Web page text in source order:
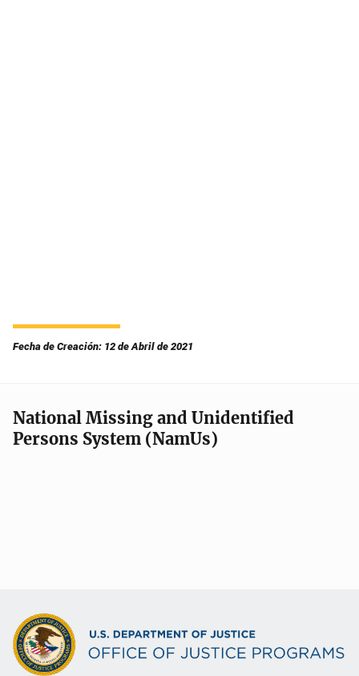
Fecha de Creación: 12 de Abril de 2021
National Missing and Unidentified
Persons System (NamUs)